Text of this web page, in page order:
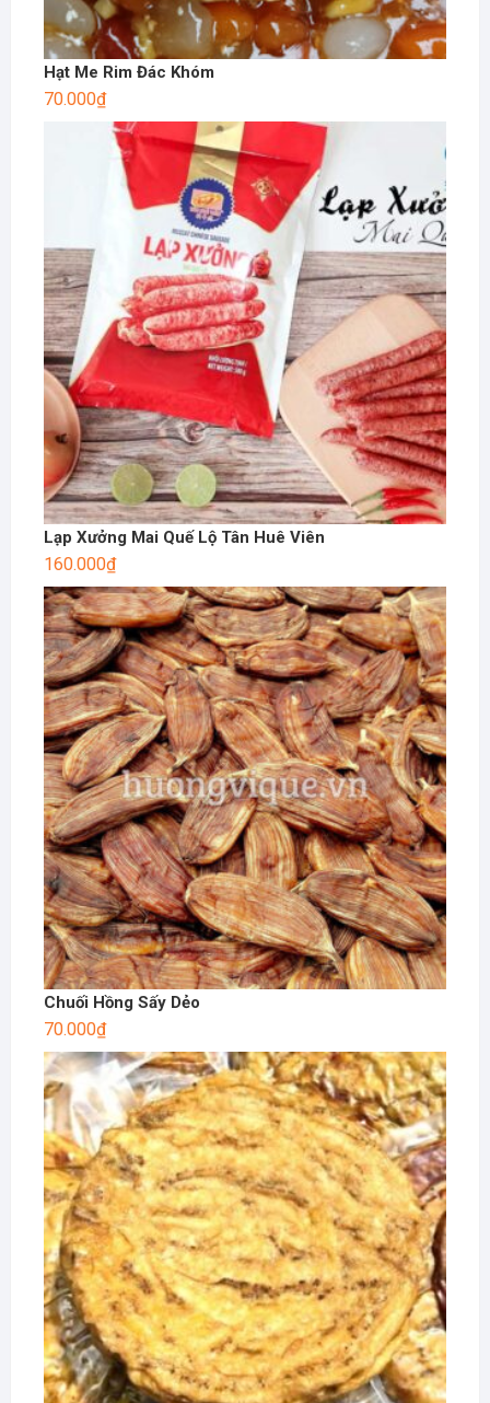
Hạt Me Rim Đác Khóm
70.000₫
Lạp Xưởng Mai Quế Lộ Tân Huê Viên
160.000₫
Chuối Hồng Sấy Dẻo
70.000₫